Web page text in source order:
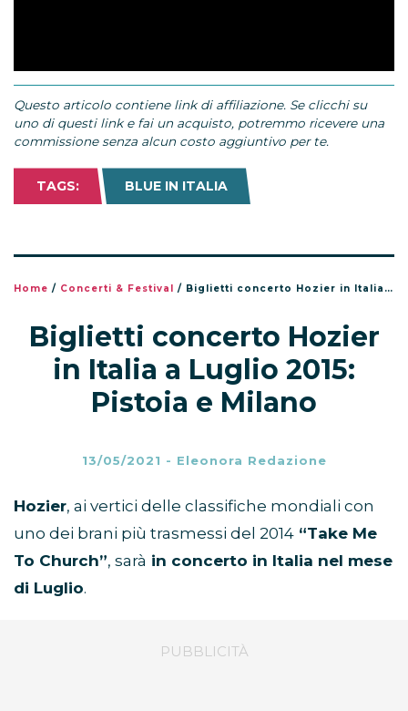
Questo articolo contiene link di affiliazione. Se clicchi su
uno di questi link e fai un acquisto, potremmo ricevere una
commissione senza alcun costo aggiuntivo per te.
TAGS: BLUE IN ITALIA
Home / Concerti & Festival / Biglietti concerto Hozier in Italia a Luglio 2015: Pistoia e Milano
Biglietti concerto Hozier
in Italia a Luglio 2015:
Pistoia e Milano
13/05/2021 - Eleonora Redazione
Hozier, ai vertici delle classifiche mondiali con
uno dei brani più trasmessi del 2014 “Take Me
To Church”, sarà in concerto in Italia nel mese
di Luglio.